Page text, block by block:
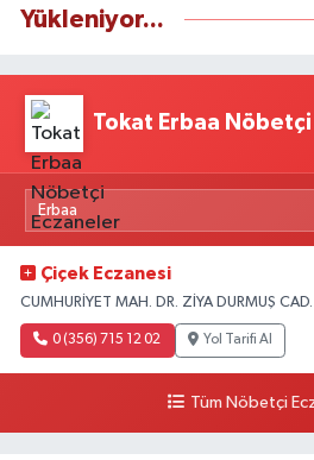
Yükleniyor...
Tokat Erbaa
Çiçek Eczanesi
CUMHURİYET MAH. DR. ZİYA DURMUŞ
0 (356) 715 12 02 Yol Tarifi Al
Tüm Nöbetçi